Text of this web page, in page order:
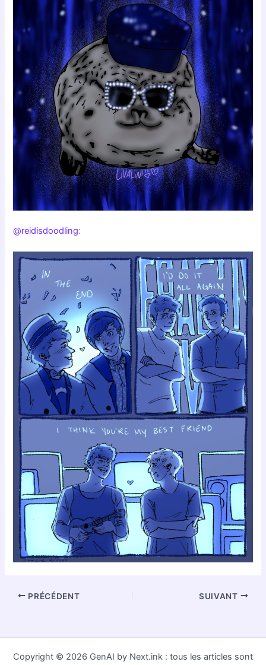
@reidisdoodling:
PRÉCÉDENT SUIVANT
Copyright © 2026 GenAI by Next.ink : tous les articles sont